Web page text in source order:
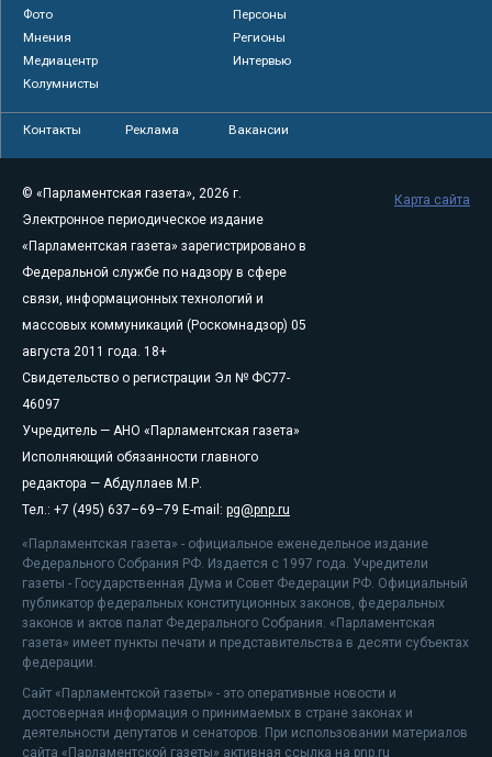
Фото
Персоны
Мнения
Регионы
Медиацентр
Интервью
Колумнисты
Контакты Реклама Вакансии
© «Парламентская газета», 2026 г.
Электронное периодическое издание
«Парламентская газета» зарегистрировано в
Федеральной службе по надзору в сфере
связи, информационных технологий и
массовых коммуникаций (Роскомнадзор) 05
августа 2011 года. 18+
Свидетельство о регистрации Эл № ФС77-
46097
Учредитель — АНО «Парламентская газета»
Исполняющий обязанности главного
редактора — Абдуллаев М.Р.
Тел.: +7 (495) 637–69–79 E-mail: pg@pnp.ru
«Парламентская газета» - официальное еженедельное издание
Федерального Собрания РФ. Издается с 1997 года. Учредители
газеты - Государственная Дума и Совет Федерации РФ. Официальный
публикатор федеральных конституционных законов, федеральных
законов и актов палат Федерального Собрания. «Парламентская
газета» имеет пункты печати и представительства в десяти субъектах
федерации.
Сайт «Парламентской газеты» - это оперативные новости и
достоверная информация о принимаемых в стране законах и
деятельности депутатов и сенаторов. При использовании материалов
сайта «Парламентской газеты» активная ссылка на pnp.ru
Карта сайта